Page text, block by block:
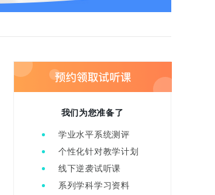
我们为您准备了
学业水平系统测评
个性化针对教学计划
线下逆袭试听课
系列学科学习资料